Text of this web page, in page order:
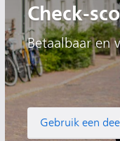
Check-
Betaalbaar en
Gebruik een